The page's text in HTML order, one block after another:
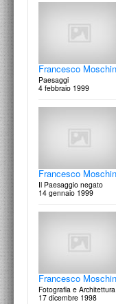
Francesco
Paesaggi
4 febbraio 1999
Francesco
Il Paesaggio negato
14 gennaio 1999
Francesco
Fotografia e Architettura
17 dicembre 1998